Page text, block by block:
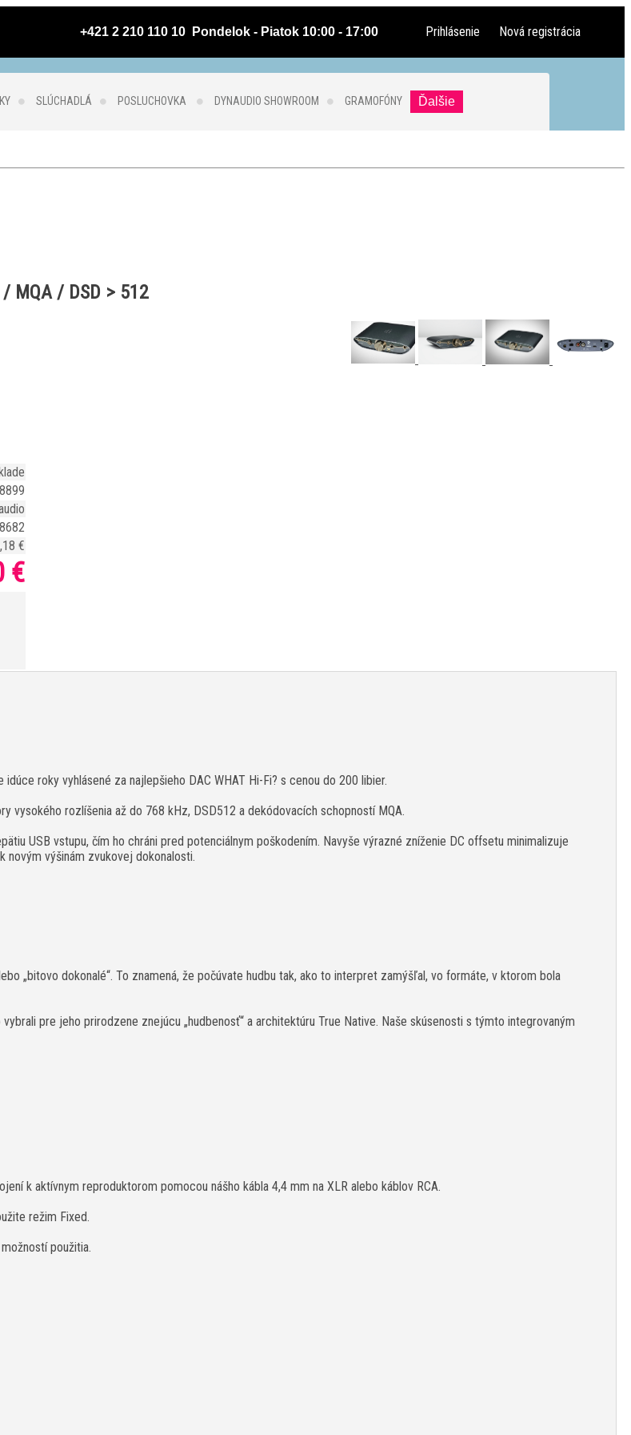
+421 2 210 110 10  Pondelok - Piatok 10:00 - 17:00 Prihlásenie Nová registrácia
SLÚCHADLÁ POSLUCHOVKA DYNAUDIO SHOWROOM GRAMOFÓNY Ďalšie
MQA / DSD > 512
€
€
roky vyhlásené za najlepšieho DAC WHAT Hi-Fi? s cenou do 200 libier.
vysokého rozlíšenia až do 768 kHz, DSD512 a dekódovacích schopností MQA.
USB vstupu, čím ho chráni pred potenciálnym poškodením. Navyše výrazné zníženie DC offsetu minimalizuje
novým výšinám zvukovej dokonalosti.
„bitovo dokonalé“. To znamená, že počúvate hudbu tak, ako to interpret zamýšľal, vo formáte, v ktorom bola
pre jeho prirodzene znejúcu „hudbenosť“ a architektúru True Native. Naše skúsenosti s týmto integrovaným
k aktívnym reproduktorom pomocou nášho kábla 4,4 mm na XLR alebo káblov RCA.
režim Fixed.
použitia.